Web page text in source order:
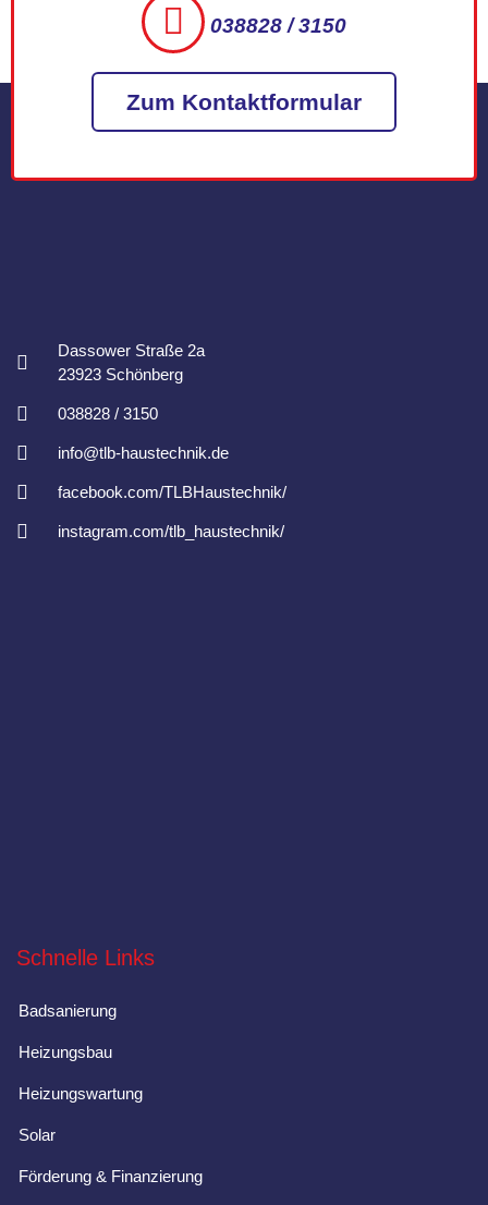
038828 / 3150
Zum Kontaktformular
Dassower Straße 2a
23923 Schönberg
038828 / 3150
info@tlb-haustechnik.de
facebook.com/TLBHaustechnik/
instagram.com/tlb_haustechnik/
Schnelle Links
Badsanierung
Heizungsbau
Heizungswartung
Solar
Förderung & Finanzierung